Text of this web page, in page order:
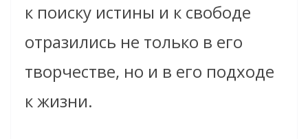
к поиску истины и к свободе
отразились не только в его
творчестве, но и в его подходе
к жизни.